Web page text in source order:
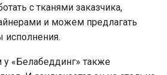
с тканями заказчика,
и можем предлагать
исполнения.
«Белабеддинг» также